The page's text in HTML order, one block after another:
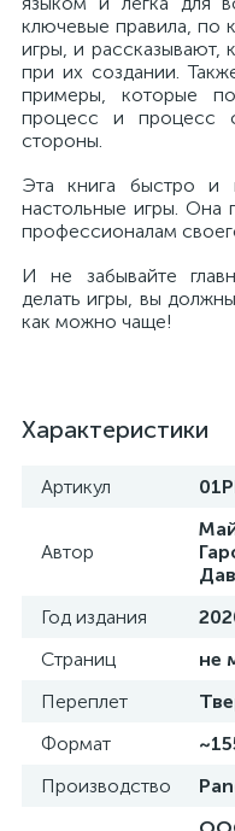
ключевые правила, по
игры, и рассказывают,
при их создании.
примеры, которые
процесс и процесс
стороны.
Эта книга быстро и
настольные игры. Она
профессионалам
И не забывайте
делать игры, вы
как можно чаще!
Характеристики
Артикул
Автор
Год издания
Страниц
не
Переплет
Формат
Производство